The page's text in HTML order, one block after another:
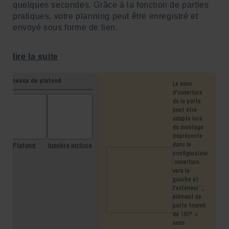
quelques secondes. Grâce à la fonction de parties
pratiques, votre planning peut être enregistré et
envoyé sous forme de lien.
lire la suite
Le sens
d'ouverture
de la porte
peut être
adapté lors
du montage
(représenté
dans le
configurateur
`ouverture
vers la
gauche et
l'extérieur` ;
élément de
porte tourné
de 180° =
sens
Panneaux de plafond
Plafond lumière incluse